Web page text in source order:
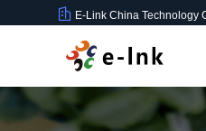
E-Link China Technology